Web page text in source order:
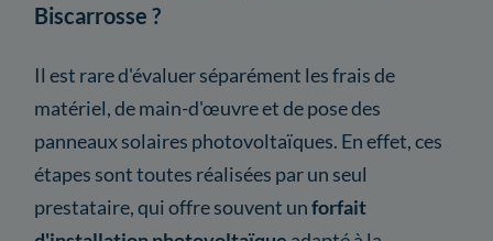
Biscarrosse ?
Il est rare d'évaluer séparément les frais de
matériel, de main-d'œuvre et de pose des
panneaux solaires photovoltaïques. En effet, ces
étapes sont toutes réalisées par un seul
prestataire, qui offre souvent unforfait